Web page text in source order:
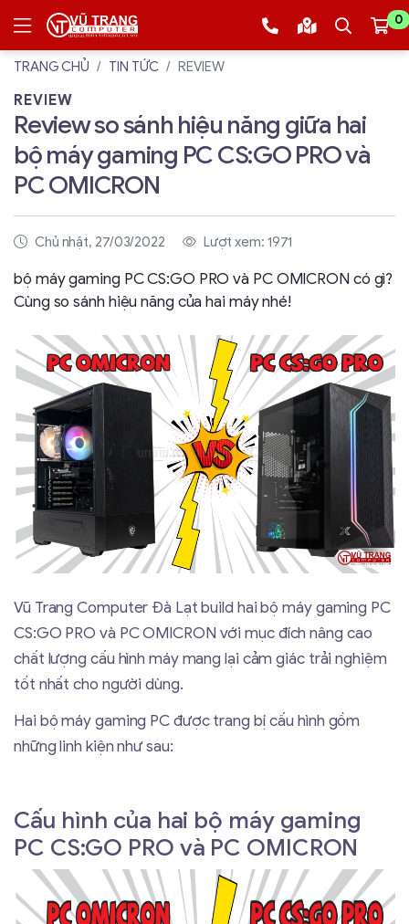
0
TRANG CHỦ TIN TỨC REVIEW
REVIEW
Review so sánh hiệu năng giữa hai
bộ máy gaming PC CS:GO PRO và
PC OMICRON
Chủ nhật, 27/03/2022 Lượt xem: 1971
bộ máy gaming PC CS:GO PRO và PC OMICRON có gì?
Cùng so sánh hiệu năng của hai máy nhé!
Vũ Trang Computer Đà Lạt build hai bộ máy gaming PC
CS:GO PRO và PC OMICRON với mục đích nâng cao
chất lượng cấu hình máy mang lại cảm giác trải nghiệm
tốt nhất cho người dùng.
Hai bộ máy gaming PC được trang bị cấu hình gồm
những linh kiện như sau:
Cấu hình của hai bộ máy gaming
PC CS:GO PRO và PC OMICRON